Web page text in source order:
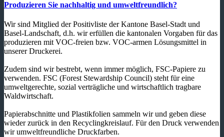
Produzieren Sie nachhaltig und umweltfreundlich?
Wir sind Mitglied der Positivliste der Kantone Basel-Stadt und
Basel-Landschaft, d.h. wir erfüllen die kantonalen Vorgaben für das
produzieren mit VOC-freien bzw. VOC-armen Lösungsmittel in
unserer Druckerei.
Zudem sind wir bestrebt, wenn immer möglich, FSC-Papiere zu
verwenden. FSC (Forest Stewardship Council) steht für eine
umweltgerechte, sozial verträgliche und wirtschaftlich tragbare
Waldwirtschaft.
Papierabschnitte und Plastikfolien sammeln wir und geben diese
wieder zurück in den Recyclingkreislauf. Für den Druck verwenden
wir umweltfreundliche Druckfarben.